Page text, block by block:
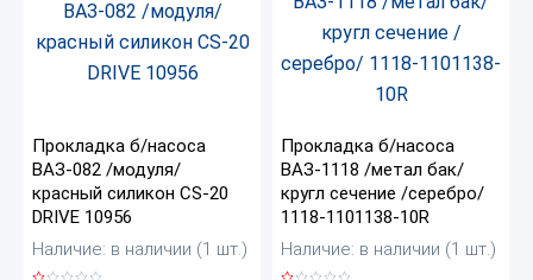
Прокладка б/насоса
ВАЗ-082 /модуля/
красный силикон CS-20
DRIVE 10956
Наличие: в наличии (1 шт.)
Прокладка б/насоса
ВАЗ-1118 /метал бак/
кругл сечение /серебро/
1118-1101138-10R
Наличие: в наличии (1 шт.)